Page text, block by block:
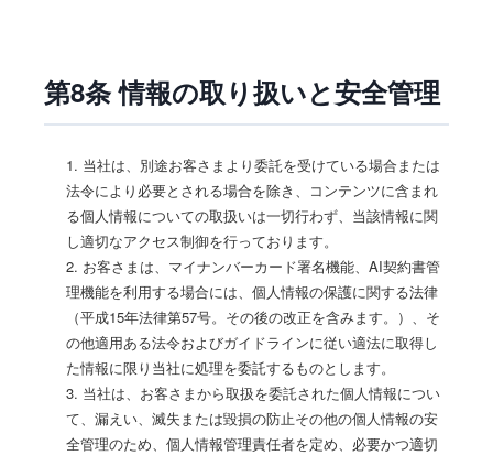
第8条 情報の取り扱いと安全管理
1. 当社は、別途お客さまより委託を受けている場合または
法令により必要とされる場合を除き、コンテンツに含まれ
る個人情報についての取扱いは一切行わず、当該情報に関
し適切なアクセス制御を行っております。
2. お客さまは、マイナンバーカード署名機能、AI契約書管
理機能を利用する場合には、個人情報の保護に関する法律
（平成15年法律第57号。その後の改正を含みます。）、そ
の他適用ある法令およびガイドラインに従い適法に取得し
た情報に限り当社に処理を委託するものとします。
3. 当社は、お客さまから取扱を委託された個人情報につい
て、漏えい、滅失または毀損の防止その他の個人情報の安
全管理のため、個人情報管理責任者を定め、必要かつ適切